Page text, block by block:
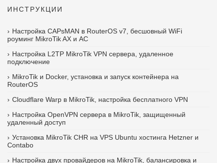
ИНСТРУКЦИИ
Настройка CAPsMAN в RouterOS v7, бесшовный WiFi
роуминг MikroTik AX и AC
Настройка L2TP MikroTik VPN сервера, удаленное
подключение
MikroTik и Docker, установка и запуск контейнера на
RouterOS
Cloudflare Warp в MikroTik, настройка бесплатного VPN
Настройка OpenVPN сервера в MikroTik, защищенный
удаленный доступ
Установка MikroTik CHR на VPS Ubuntu хостинга Hetzner и
Contabo
Настройка двух провайдеров на MikroTik, балансировка и